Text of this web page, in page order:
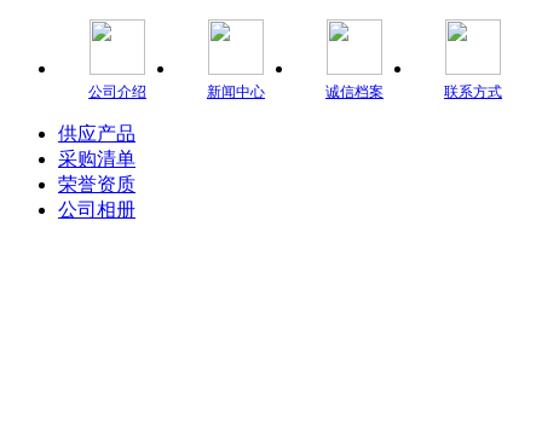
公司介绍 新闻中心 诚信档案 联系方式
供应产品
采购清单
荣誉资质
公司相册